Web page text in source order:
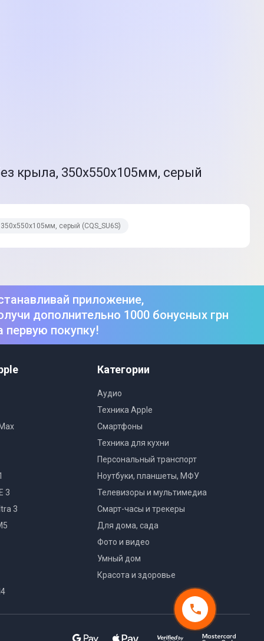
крыла, 350х550х105мм, серый
серый (CQS_SU6S)
приложение,
дополнительно 1000 бонусных грн
первую покупку!
3
3
Категории
Аудио
Техника Apple
Смартфоны
Техника для кухни
Персональный транспорт
Ноутбуки, планшеты, МФУ
Телевизоры и мультимедиа
Смарт-часы и трекеры
Для дома, сада
Фото и видео
Умный дом
Красота и здоровье